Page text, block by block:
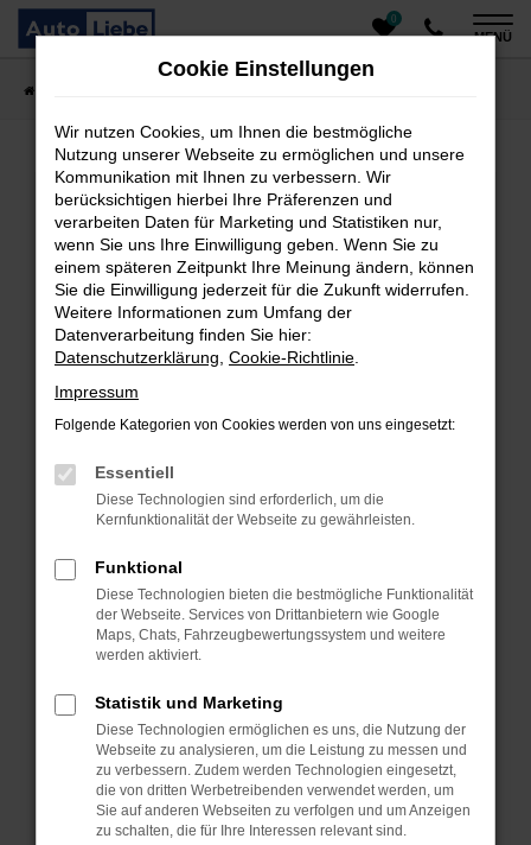
Zum
Hauptinhalt
0
MENÜ
Fehler: Network Error
Beim Laden ist ein Fehler aufgetreten.
Hier sind ein paar Tipps, die dir helfen können:
Überprüfe deine Firewall und deine
Internetverbindung.
Laden andere Webseiten, zum Beispiel deine
Suchmaschine?
Prüfe deine Browsererweiterungen.
das Laden bestimmter Seiten verhindern.
Funktioniert die Seite in einem anderen Browser
oder in einem privaten Fenster?
Das kann manchmal helfen, vorübergehende
Probleme zu beheben.
Stelle sicher, dass dein Browser und dein
Betriebssystem auf dem neuesten Stand sind.
Sicherheitsrisiko, sondern kann auch dazu führen,
dass bestimmte Funktionen nicht mehr
unterstützt werden.
Wende dich an den Webseitenbetreiber.
Wenn du alle oben genannten Schritte versucht
Cookie Einstellungen
Wir nutzen Cookies, um Ihnen die bestmögliche
Nutzung unserer Webseite zu ermöglichen und unsere
Kommunikation mit Ihnen zu verbessern. Wir
berücksichtigen hierbei Ihre Präferenzen und
verarbeiten Daten für Marketing und Statistiken nur,
wenn Sie uns Ihre Einwilligung geben. Wenn Sie zu
einem späteren Zeitpunkt Ihre Meinung ändern, können
Sie die Einwilligung jederzeit für die Zukunft widerrufen.
Weitere Informationen zum Umfang der
Datenverarbeitung finden Sie hier:
Datenschutzerklärung Cookie-Richtlinie
Impressum
Folgende Kategorien von Cookies werden von uns eingesetzt:
Essentiell
Diese Technologien sind erforderlich, um die
Kernfunktionalität der Webseite zu gewährleisten.
Funktional
Diese Technologien bieten die bestmögliche Funktionalität
der Webseite. Services von Drittanbietern wie Google
Maps, Chats, Fahrzeugbewertungssystem und weitere
werden aktiviert.
Statistik und Marketing
Diese Technologien ermöglichen es uns, die Nutzung der
Webseite zu analysieren, um die Leistung zu messen und
zu verbessern. Zudem werden Technologien eingesetzt,
die von dritten Werbetreibenden verwendet werden, um
Sie auf anderen Webseiten zu verfolgen und um Anzeigen
zu schalten, die für Ihre Interessen relevant sind.